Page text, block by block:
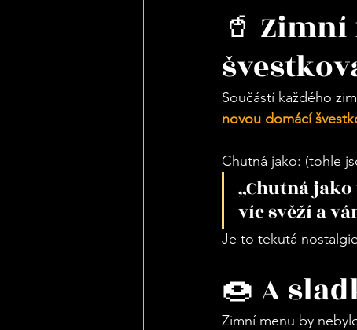
🥤
Součástí každého
novou domácí
Chutná jako: (tohle
„Chutná
víc svěží a
Je to tekutá
🍩 A
Zimní menu by